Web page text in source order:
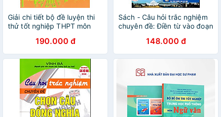
Giải chi tiết bộ đề luyện thi
thử tốt nghiệp THPT môn
thi mới 2025190.000 đ
Sách - Câu hỏi trắc nghiệm
chuyên đề: Điền từ vào đoạn
148.000 đ